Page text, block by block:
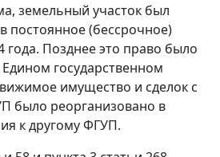
земельный участок был
постоянное (бессрочное)
года. Позднее это право было
государственном
имущество и сделок с
было реорганизовано в
к другому ФГУП.